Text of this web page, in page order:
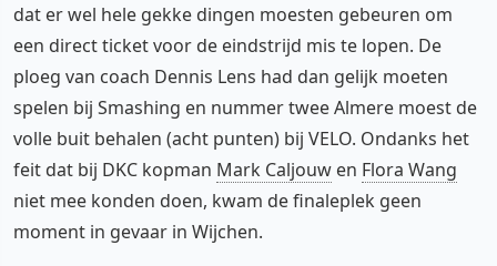
dat er wel hele gekke dingen moesten gebeuren om
een direct ticket voor de eindstrijd mis te lopen. De
ploeg van coach Dennis Lens had dan gelijk moeten
spelen bij Smashing en nummer twee Almere moest de
volle buit behalen (acht punten) bij VELO. Ondanks het
feit dat bij DKC kopman Mark Caljouw en Flora Wang
niet mee konden doen, kwam de finaleplek geen
moment in gevaar in Wijchen.